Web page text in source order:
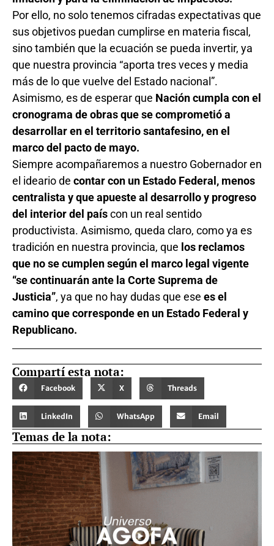
Por ello, no solo tenemos cifradas expectativas que
sus objetivos puedan cumplirse en materia fiscal,
sino también que la ecuación se pueda invertir, ya
que nuestra provincia “aporta tres veces y media
más de lo que vuelve del Estado nacional”.
Asimismo, es de esperar que Nación cumpla con el
cronograma de obras que se comprometió a
desarrollar en el territorio santafesino, en el
marco del pacto de mayo.
Siempre acompañaremos a nuestro Gobernador en
el ideario de contar con un Estado Federal, menos
centralista y que apueste al desarrollo y progreso
del interior del paíscon un real sentido
productivista. Asimismo, queda claro, como ya es
tradición en nuestra provincia, que los reclamos
que no se cumplen según el marco legal vigente
“se continuarán ante la Corte Suprema de
Justicia”, ya que no hay dudas que ese es el
camino que corresponde en un Estado Federal y
Republicano.
Compartí esta nota:
Facebook X Threads
LinkedIn WhatsApp Email
Temas de la nota: